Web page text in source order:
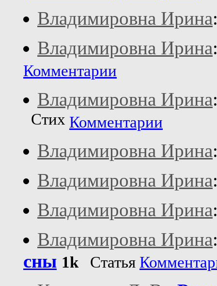
Владимировна Ирина
Владимировна Ирина
Комментарии
Владимировна Ирина
Стих Комментарии
Владимировна Ирина
Владимировна Ирина
Владимировна Ирина
Владимировна Ирина
сны 1kСтатья